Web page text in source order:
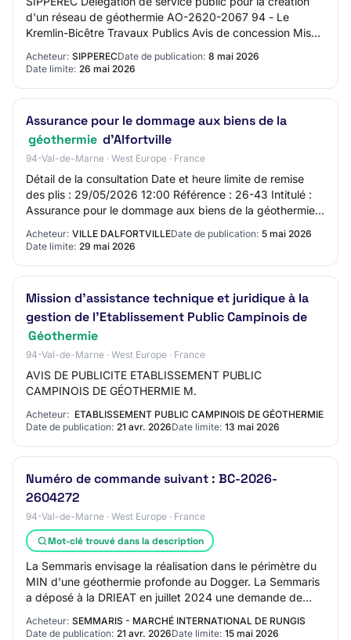
d'un réseau de géothermie AO-2620-2067 94 - Le
Kremlin-Bicêtre Travaux Publics Avis de concession Mise
Acheteur: SIPPERECDate de publication: 8 mai 2026
Date limite: 26 mai 2026
Assurance pour le dommage aux biens de la
géothermie d'Alfortville
94-Val-de-Marne · West Europe · France
Détail de la consultation Date et heure limite de remise
des plis : 29/05/2026 12:00 Référence : 26-43 Intitulé :
Assurance pour le dommage aux biens de la géothermie
Acheteur: VILLE DALFORTVILLEDate de publication: 5 mai 2026
Date limite: 29 mai 2026
Mission d'assistance technique et juridique à la
gestion de l'Etablissement Public Campinois de
Géothermie
94-Val-de-Marne · West Europe · France
AVIS DE PUBLICITE ETABLISSEMENT PUBLIC
CAMPINOIS DE GÉOTHERMIE M.
Acheteur: ETABLISSEMENT PUBLIC CAMPINOIS DE GÉOTHERMIE
Date de publication: 21 avr. 2026Date limite: 13 mai 2026
Numéro de commande suivant : BC-2026-
2604272
94-Val-de-Marne · West Europe · France
Mot-clé trouvé dans la description
La Semmaris envisage la réalisation dans le périmètre du
MIN d'une géothermie profonde au Dogger. La Semmaris
a déposé à la DRIEAT en juillet 2024 une demande de
permis d'exploration, qui est en cour…
Acheteur: SEMMARIS - MARCHÉ INTERNATIONAL DE RUNGIS
Date de publication: 21 avr. 2026Date limite: 15 mai 2026